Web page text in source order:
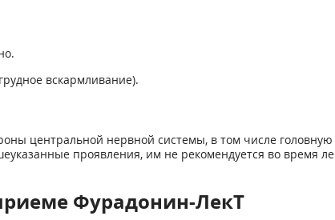
вскармливание).
центральной нервной системы, в том числе головную
проявления, им не рекомендуется во время
Фурадонин-ЛекТ